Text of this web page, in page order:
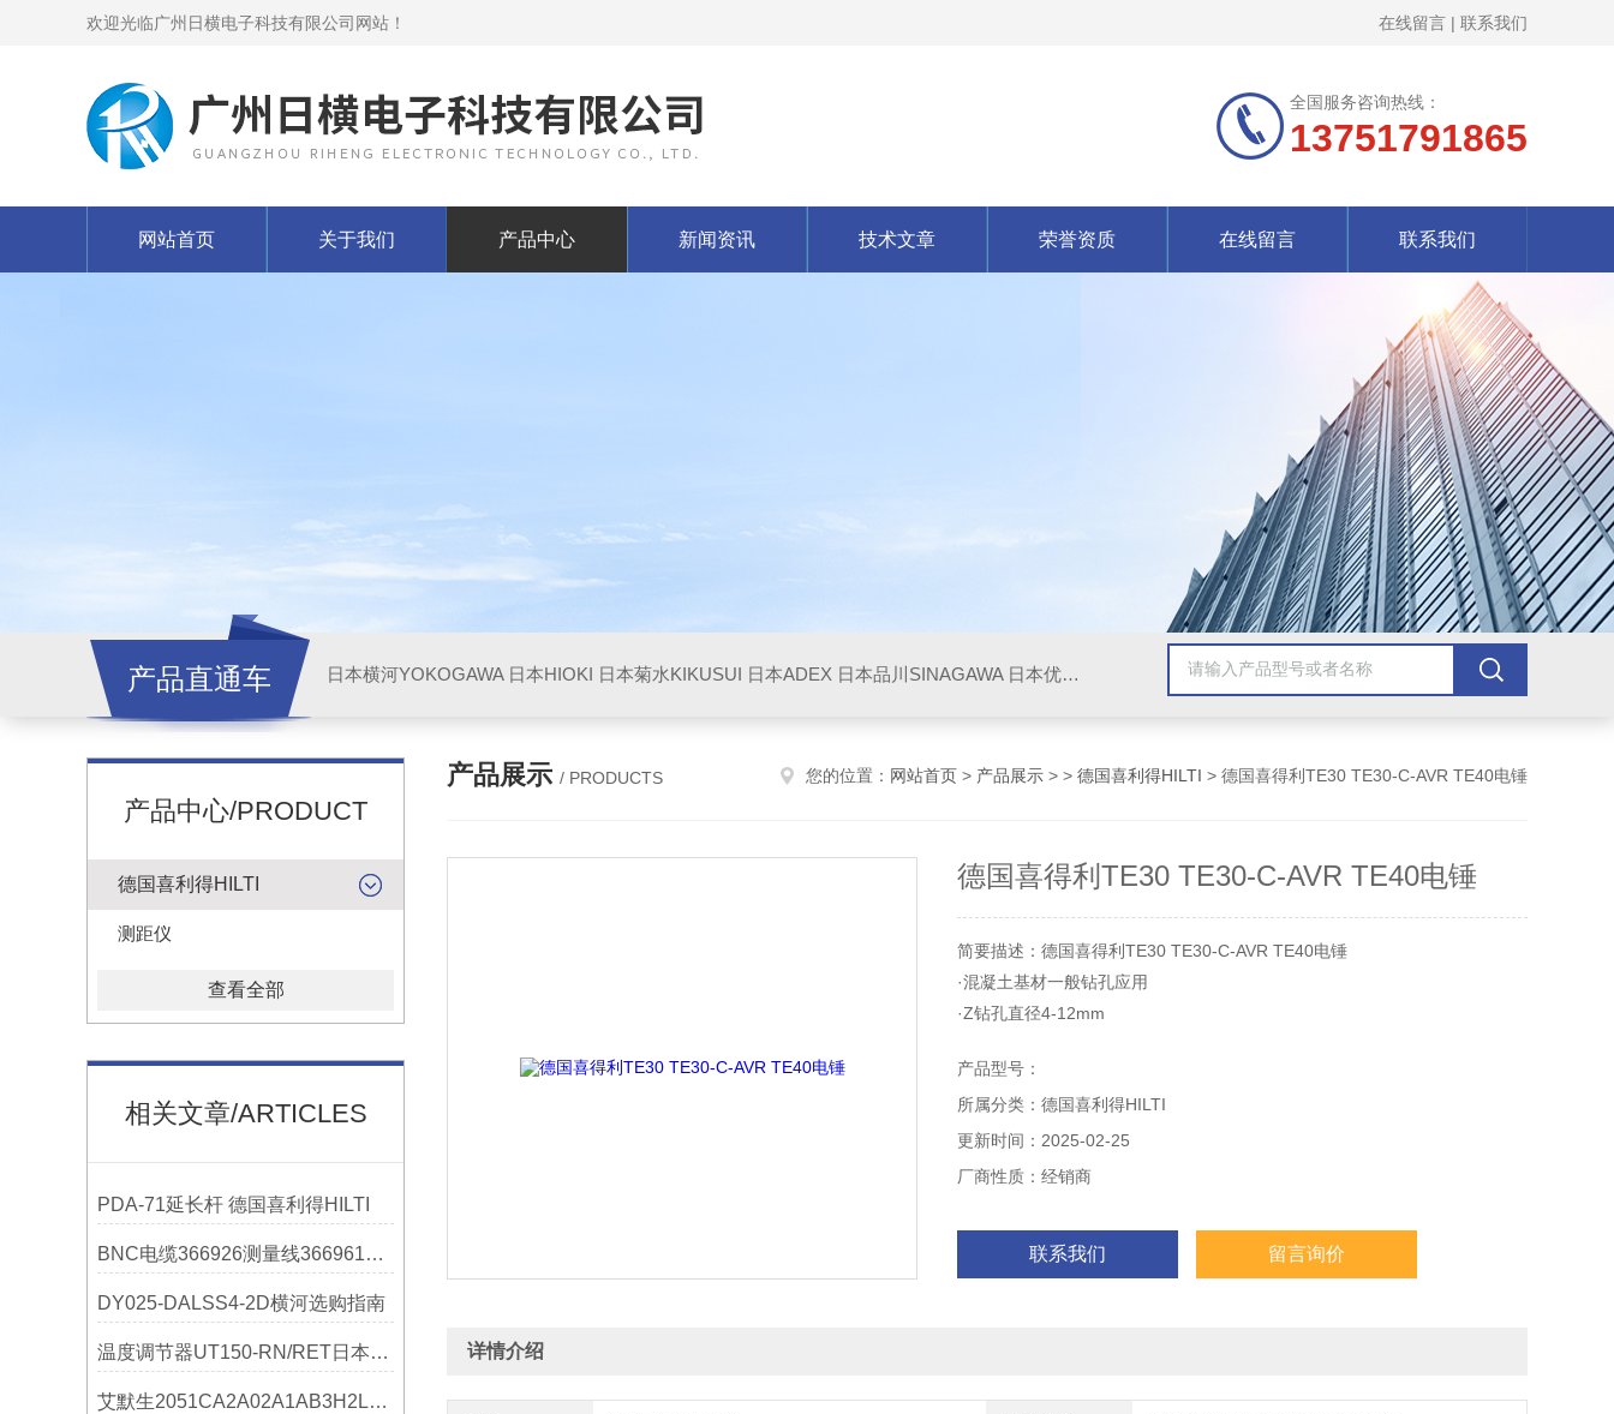
欢迎光临广州日横电子科技有限公司网站！ 在线留言 | 联系我们
全国服务咨询热线：
13751791865
网站首页 关于我们 产品中心 新闻资讯 技术文章 荣誉资质 在线留言 联系我们
产品直通车 日本横河YOKOGAWA 日本HIOKI 日本菊水KIKUSUI 日本ADEX 日本品川SINAGAWA 日本优利UNITTA 美国安捷伦Agilent 美国泰克Tektronix 美国罗斯蒙/艾默生
产品中心/PRODUCT
德国喜利得HILTI
测距仪
查看全部
相关文章/ARTICLES
PDA-71延长杆 德国喜利得HILTI
BNC电缆366926测量线366961横河YOKOGAWA技术参数
DY025-DALSS4-2D横河选购指南
温度调节器UT150-RN/RET日本横河YOKOGAWA技术参数
艾默生2051CA2A02A1AB3H2L4M5E5罗斯蒙技术参数
产品展示 / PRODUCTS 您的位置： 网站首页 > 产品展示 > > 德国喜利得HILTI > 德国喜得利TE30 TE30-C-AVR TE40电锤
德国喜得利TE30 TE30-C-AVR TE40电锤
简要描述：德国喜得利TE30 TE30-C-AVR TE40电锤
·混凝土基材一般钻孔应用
·Z钻孔直径4-12mm
锤击频率 0-4500 次/分钟
单次锤击能量 1.6 J
负载转速 0-930 rpm
产品型号：
所属分类：德国喜利得HILTI
更新时间：2025-02-25
厂商性质：经销商
联系我们 留言询价
详情介绍